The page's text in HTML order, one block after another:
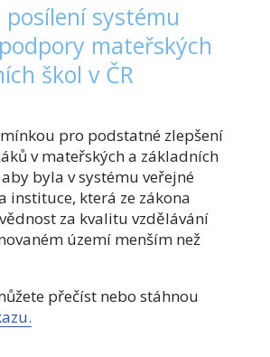
systému
mateřských
škol v ČR
pro podstatné zlepšení
v mateřských a základních
byla v systému veřejné
instituce, která ze zákona
za kvalitu vzdělávání
území menším než
přečíst nebo stáhnou